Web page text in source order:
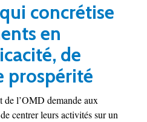
concrétise
en
de
prospérité
de l’OMD demande aux
centrer leurs activités sur un